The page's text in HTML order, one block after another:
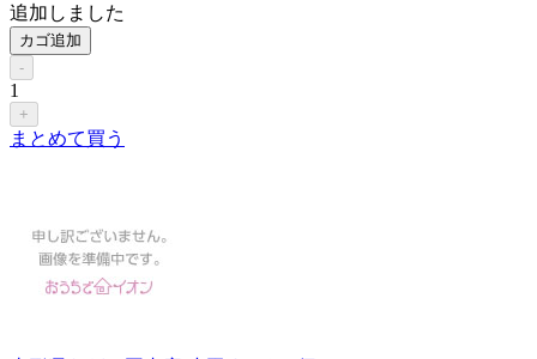
追加しました
カゴ追加
-
1
+
まとめて買う